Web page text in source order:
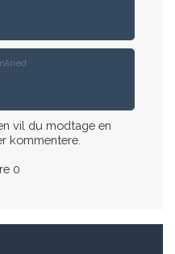
vil du modtage en
kommentere.
0